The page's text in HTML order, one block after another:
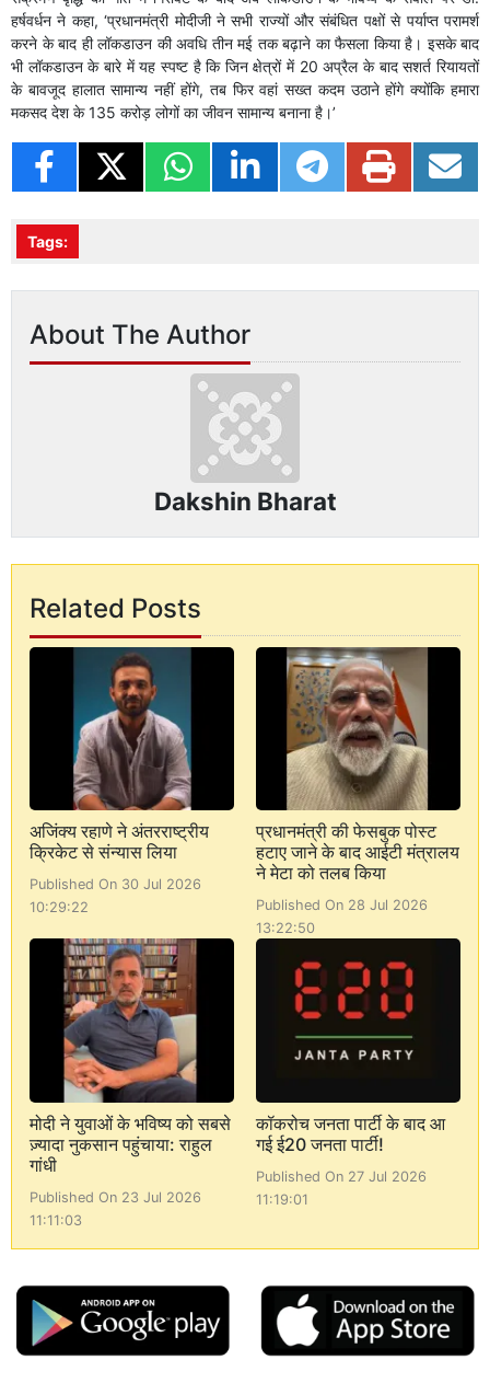
हर्षवर्धन ने कहा, ‘प्रधानमंत्री मोदीजी ने सभी राज्यों और संबंधित पक्षों से पर्याप्त परामर्श
करने के बाद ही लॉकडाउन की अवधि तीन मई तक बढ़ाने का फैसला किया है। इसके बाद
भी लॉकडाउन के बारे में यह स्पष्ट है कि जिन क्षेत्रों में 20 अप्रैल के बाद सशर्त रियायतों
के बावजूद हालात सामान्य नहीं होंगे, तब फिर वहां सख्त कदम उठाने होंगे क्योंकि हमारा
मकसद देश के 135 करोड़ लोगों का जीवन सामान्य बनाना है।’
Tags:
About The Author
Dakshin Bharat
Related Posts
अजिंक्य रहाणे ने अंतरराष्ट्रीय
क्रिकेट से संन्यास लिया
Published On 30 Jul 2026
10:29:22
प्रधानमंत्री की फेसबुक पोस्ट
हटाए जाने के बाद आईटी मंत्रालय
ने मेटा को तलब किया
Published On 28 Jul 2026
13:22:50
मोदी ने युवाओं के भविष्य को सबसे
ज़्यादा नुकसान पहुंचाया: राहुल
गांधी
Published On 23 Jul 2026
11:11:03
कॉकरोच जनता पार्टी के बाद आ
गई ई20 जनता पार्टी!
Published On 27 Jul 2026
11:19:01